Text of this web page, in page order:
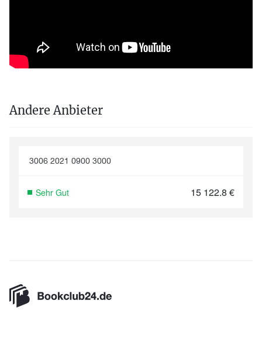
Andere Anbieter
3006 2021 0900 3000
Sehr Gut 15 122.8 €